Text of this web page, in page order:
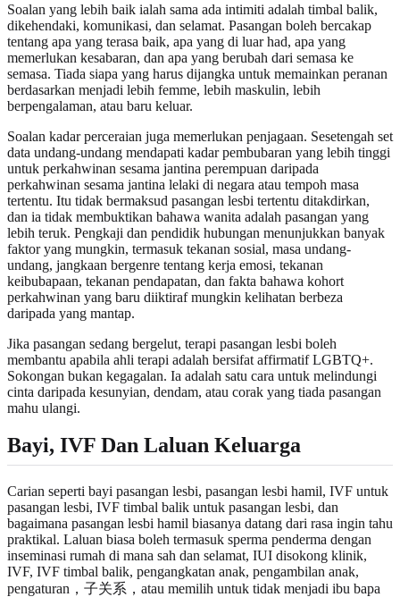
Soalan yang lebih baik ialah sama ada intimiti adalah timbal balik,
dikehendaki, komunikasi, dan selamat. Pasangan boleh bercakap
tentang apa yang terasa baik, apa yang di luar had, apa yang
memerlukan kesabaran, dan apa yang berubah dari semasa ke
semasa. Tiada siapa yang harus dijangka untuk memainkan peranan
berdasarkan menjadi lebih femme, lebih maskulin, lebih
berpengalaman, atau baru keluar.
Soalan kadar perceraian juga memerlukan penjagaan. Sesetengah set
data undang-undang mendapati kadar pembubaran yang lebih tinggi
untuk perkahwinan sesama jantina perempuan daripada
perkahwinan sesama jantina lelaki di negara atau tempoh masa
tertentu. Itu tidak bermaksud pasangan lesbi tertentu ditakdirkan,
dan ia tidak membuktikan bahawa wanita adalah pasangan yang
lebih teruk. Pengkaji dan pendidik hubungan menunjukkan banyak
faktor yang mungkin, termasuk tekanan sosial, masa undang-
undang, jangkaan bergenre tentang kerja emosi, tekanan
keibubapaan, tekanan pendapatan, dan fakta bahawa kohort
perkahwinan yang baru diiktiraf mungkin kelihatan berbeza
daripada yang mantap.
Jika pasangan sedang bergelut, terapi pasangan lesbi boleh
membantu apabila ahli terapi adalah bersifat affirmatif LGBTQ+.
Sokongan bukan kegagalan. Ia adalah satu cara untuk melindungi
cinta daripada kesunyian, dendam, atau corak yang tiada pasangan
mahu ulangi.
Bayi, IVF Dan Laluan Keluarga
Carian seperti bayi pasangan lesbi, pasangan lesbi hamil, IVF untuk
pasangan lesbi, IVF timbal balik untuk pasangan lesbi, dan
bagaimana pasangan lesbi hamil biasanya datang dari rasa ingin tahu
praktikal. Laluan biasa boleh termasuk sperma penderma dengan
inseminasi rumah di mana sah dan selamat, IUI disokong klinik,
IVF, IVF timbal balik, pengangkatan anak, pengambilan anak,
pengaturan，子关系，atau memilih untuk tidak menjadi ibu bapa